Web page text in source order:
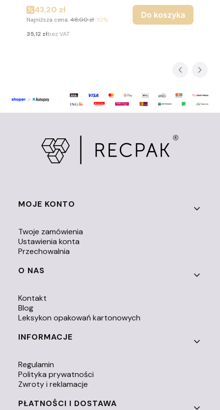
Cena promocyjna
43,20 zł
Najniższa cena:48,00 zł-10%
Cena
35,12 złbez VAT
Do koszyka
Linki w stopce
MOJE KONTO
Twoje zamówienia
Ustawienia konta
Przechowalnia
O NAS
Kontakt
Blog
Leksykon opakowań kartonowych
INFORMACJE
Regulamin
Polityka prywatności
Zwroty i reklamacje
PŁATNOŚCI I DOSTAWA